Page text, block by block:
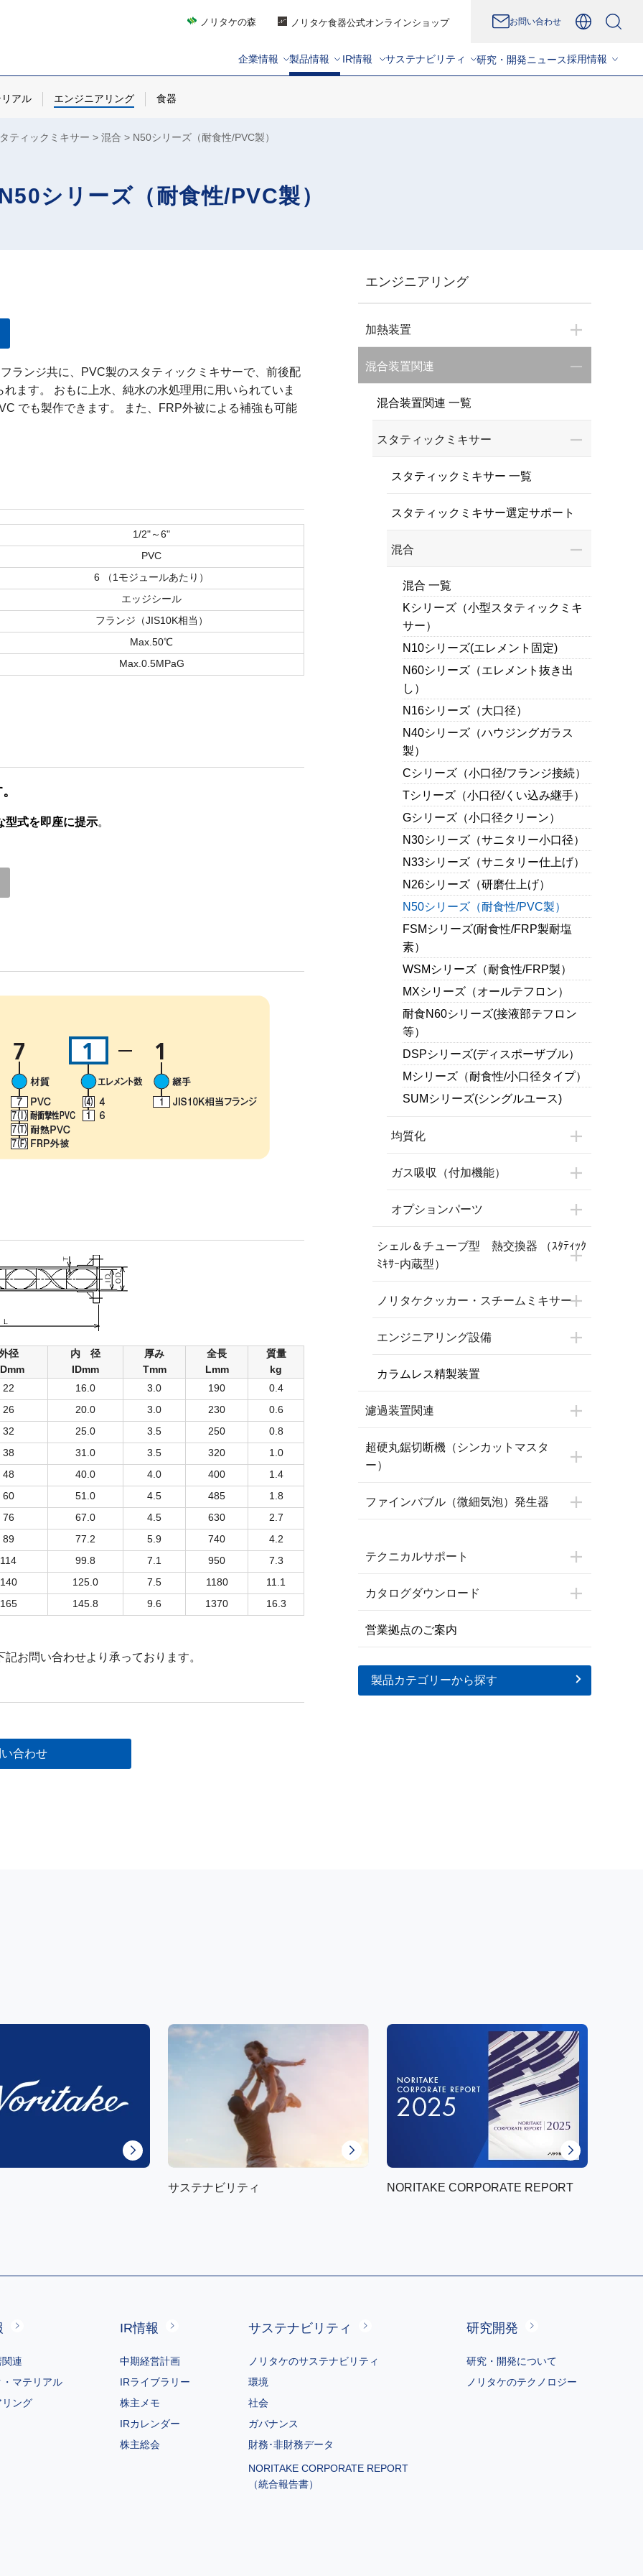
ノリタケの森 ノリタケ食器公式オンラインショップ お問い合わせ
企業情報 製品情報 IR情報 サステナビリティ 研究・開発ニュース採用情報
アル エンジニアリング 食器
ティックミキサー 混合 N50シリーズ（耐食性/PVC製）
シリーズ（耐食性/PVC製）
エンジニアリング
加熱装置
混合装置関連
混合装置関連 一覧
スタティックミキサー
スタティックミキサー 一覧
スタティックミキサー選定サポート
混合
混合 一覧
Kシリーズ（小型スタティックミキ
サー）
N10シリーズ(エレメント固定)
N60シリーズ（エレメント抜き出
し）
N16シリーズ（大口径）
N40シリーズ（ハウジングガラス
製）
Cシリーズ（小口径/フランジ接続）
Tシリーズ（小口径/くい込み継手）
Gシリーズ（小口径クリーン）
N30シリーズ（サニタリー小口径）
N33シリーズ（サニタリー仕上げ）
N26シリーズ（研磨仕上げ）
N50シリーズ（耐食性/PVC製）
FSMシリーズ(耐食性/FRP製耐塩
素）
WSMシリーズ（耐食性/FRP製）
MXシリーズ（オールテフロン）
耐食N60シリーズ(接液部テフロン
等）
DSPシリーズ(ディスポーザブル）
Mシリーズ（耐食性/小口径タイプ）
SUMシリーズ(シングルユース)
均質化
ガス吸収（付加機能）
オプションパーツ
シェル＆チューブ型 熱交換器 （ｽﾀﾃｨｯｸ
ﾐｷｻｰ内蔵型）
ノリタケクッカー・スチームミキサー
エンジニアリング設備
カラムレス精製装置
濾過装置関連
超硬丸鋸切断機（シンカットマスタ
ー）
ファインバブル（微細気泡）発生器
テクニカルサポート
カタログダウンロード
営業拠点のご案内
製品カテゴリーから探す
ランジ共に、PVC製のスタティックミキサーで、前後配
ます。 おもに上水、純水の水処理用に用いられていま
でも製作できます。 また、FRP外被による補強も可能
1/2"～6"
PVC
6 （1モジュールあたり）
エッジシール
フランジ（JIS10K相当）
Max.50℃
Max.0.5MPaG
型式を即座に提示。
径
内 径
IDmm
厚み
Tmm
全長
Lmm
質量
kg
22
16.0 3.0 190
0.4
26
20.0 3.0 230
0.6
32
25.0 3.5 250
0.8
38
31.0 3.5 320
1.0
48
40.0 4.0 400
1.4
60
51.0 4.5 485
1.8
76
67.0 4.5 630
2.7
89
77.2 5.9 740
4.2
114
99.8 7.1 950
7.3
140
125.0 7.5 1180
11.1
165
145.8 9.6 1370 16.3
お問い合わせより承っております。
合わせ
サステナビリティ NORITAKE CORPORATE REPORT
連
マテリアル
ング
IR情報
中期経営計画
IRライブラリー
株主メモ
IRカレンダー
株主総会
サステナビリティ
ノリタケのサステナビリティ
環境
社会
ガバナンス
財務･非財務データ
NORITAKE CORPORATE REPORT
（統合報告書）
研究開発
研究・開発について
ノリタケのテクノロジー